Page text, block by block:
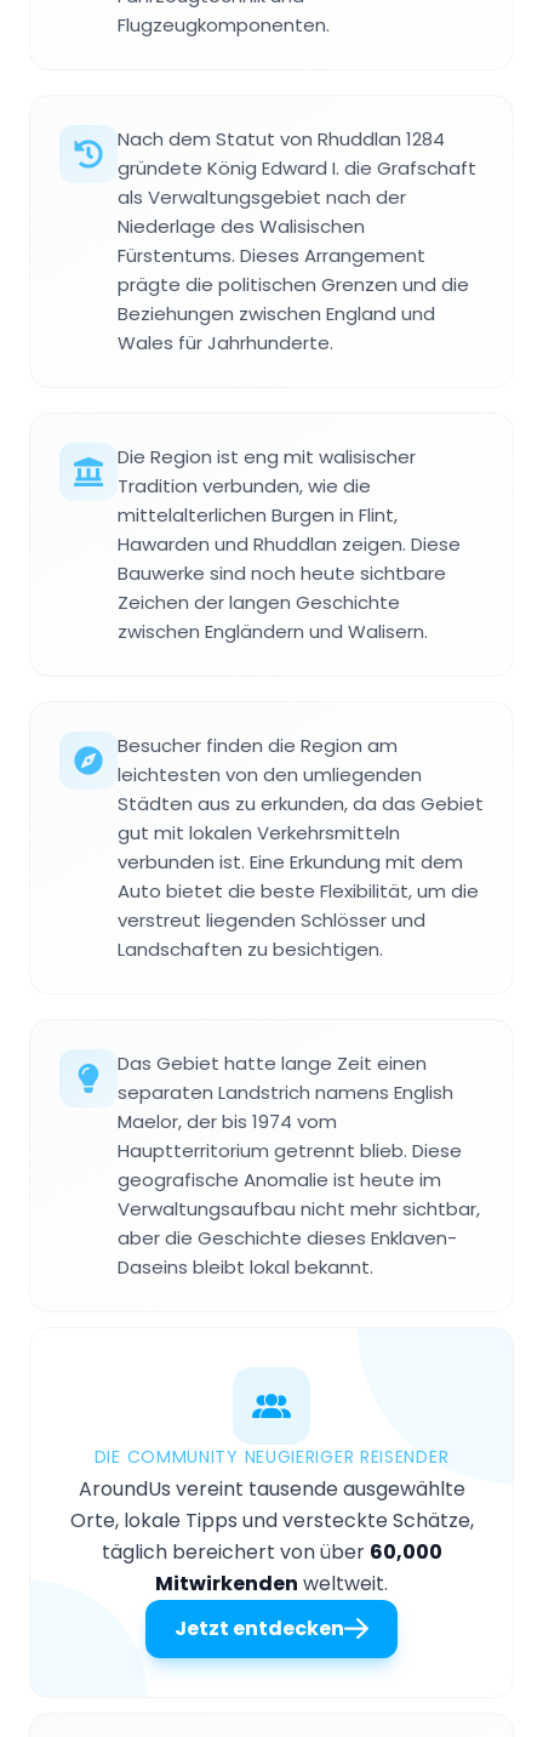
Flugzeugkomponenten.
Nach dem Statut von Rhuddlan 1284
gründete König Edward I. die Grafschaft
als Verwaltungsgebiet nach der
Niederlage des Walisischen
Fürstentums. Dieses Arrangement
prägte die politischen Grenzen und die
Beziehungen zwischen England und
Wales für Jahrhunderte.
Die Region ist eng mit walisischer
Tradition verbunden, wie die
mittelalterlichen Burgen in Flint,
Hawarden und Rhuddlan zeigen. Diese
Bauwerke sind noch heute sichtbare
Zeichen der langen Geschichte
zwischen Engländern und Walisern.
Besucher finden die Region am
leichtesten von den umliegenden
Städten aus zu erkunden, da das Gebiet
gut mit lokalen Verkehrsmitteln
verbunden ist. Eine Erkundung mit dem
Auto bietet die beste Flexibilität, um die
verstreut liegenden Schlösser und
Landschaften zu besichtigen.
Das Gebiet hatte lange Zeit einen
separaten Landstrich namens English
Maelor, der bis 1974 vom
Hauptterritorium getrennt blieb. Diese
geografische Anomalie ist heute im
Verwaltungsaufbau nicht mehr sichtbar,
aber die Geschichte dieses Enklaven-
Daseins bleibt lokal bekannt.
DIE COMMUNITY NEUGIERIGER REISENDER
AroundUs vereint tausende ausgewählte
Orte, lokale Tipps und versteckte Schätze,
täglich bereichert von über 60,000
Mitwirkenden weltweit.
Jetzt entdecken